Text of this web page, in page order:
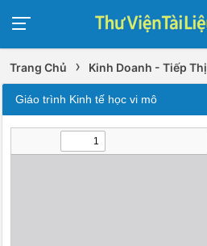
Trang Chủ › Kinh Doanh - Tiếp Thị
Giáo trình Kinh tế học vi mô